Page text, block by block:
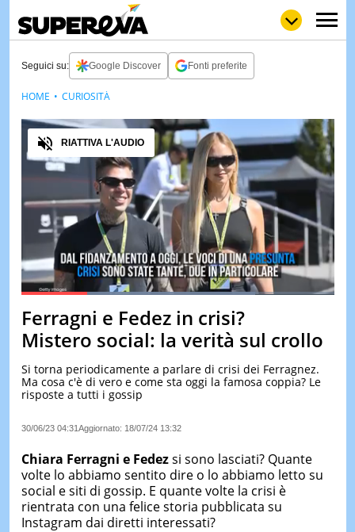
LOLGULP
LOVENEWS
STORIE
VIDEO
& TV
QUIZ
&
TEST
&
LE
DI
IERI
Seguici su: Google Discover Fonti preferite
Pause Unmute
Loaded:74.88%
Audio
RIATTIVA L'AUDIO
Ferragni e Fedez in crisi?
Mistero social: la verità sul crollo
Si torna periodicamente a parlare di crisi dei Ferragnez.
Ma cosa c'è di vero e come sta oggi la famosa coppia? Le
risposte a tutti i gossip
30/06/23 04:31 Aggiornato: 18/07/24 13:32
HOME CURIOSITÀ
Chiara Ferragni e Fedezsi sono lasciati? Quante
volte lo abbiamo sentito dire o lo abbiamo letto su
social e siti di gossip. E quante volte la crisi è
rientrata con una felice storia pubblicata su
Instagram dai diretti interessati?